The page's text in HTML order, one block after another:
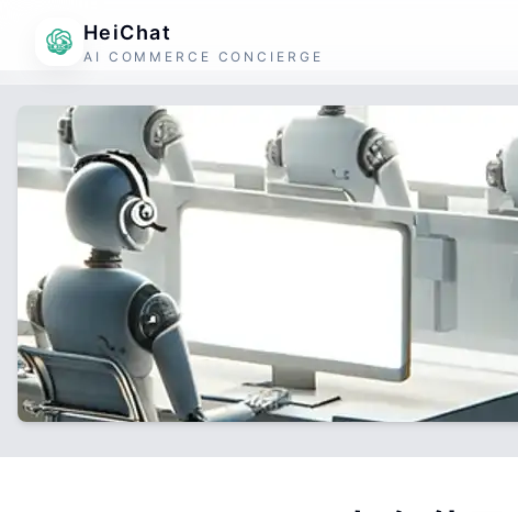
HeiChat
AI COMMERCE CONCIERGE